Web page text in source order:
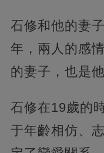
石修和他的妻
年，兩人的感
的妻子，也是
石修在19歲的
于年齡相仿、